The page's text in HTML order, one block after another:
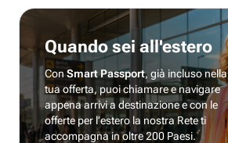
Quando sei all'estero
ConSmart Passport, già incluso nella
tua offerta, puoi chiamare e navigare
appena arrivi a destinazione e con le
offerte per l’estero la nostra Rete ti
accompagna in oltre 200 Paesi.